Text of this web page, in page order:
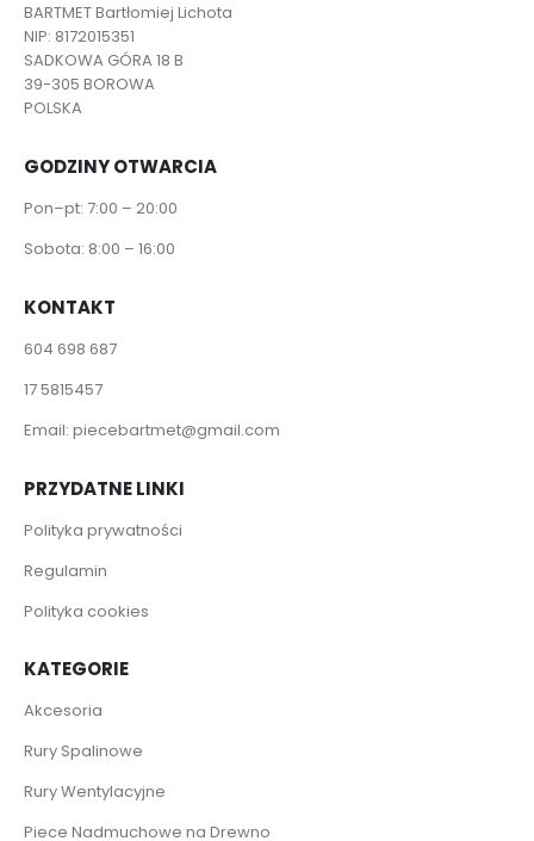
BARTMET Bartłomiej Lichota
NIP: 8172015351
SADKOWA GÓRA 18 B
39-305 BOROWA
POLSKA
GODZINY OTWARCIA
Pon–pt: 7:00 – 20:00
Sobota: 8:00 – 16:00
KONTAKT
604 698 687
17 5815457
Email: piecebartmet@gmail.com
PRZYDATNE LINKI
Polityka prywatności
Regulamin
Polityka cookies
KATEGORIE
Akcesoria
Rury Spalinowe
Rury Wentylacyjne
Piece Nadmuchowe na Drewno